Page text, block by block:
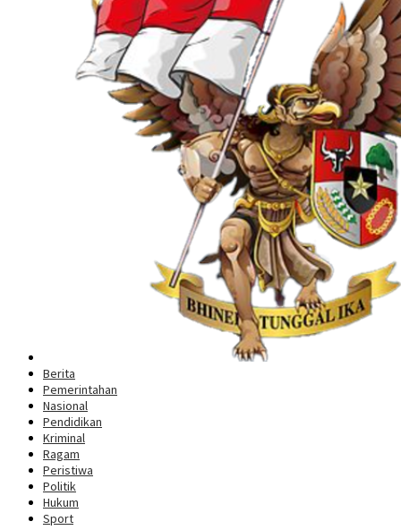
Berita
Pemerintahan
Nasional
Pendidikan
Kriminal
Ragam
Peristiwa
Politik
Hukum
Sport